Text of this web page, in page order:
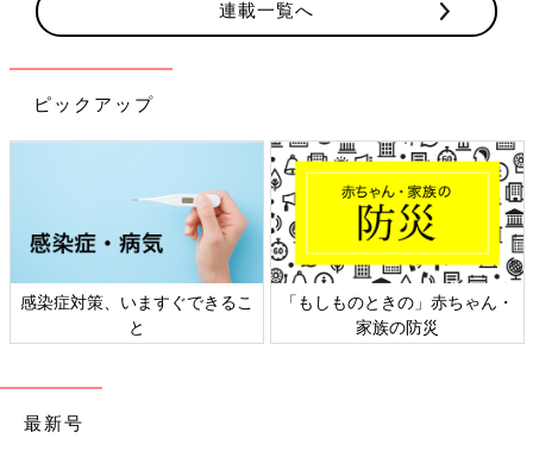
キャリアコンサルタント、プロコーチ、プロメンター。製薬企業
で子育てをしながら管理職を経験。退職後、仕事を模索する中
で、キャリアコンサルタントの職を知り、2018年に独立。管理
職、女性、グローバルをキーワードに、第三者の視点からよりよ
い組織やキャリアに向けての活動を国内外で展開中。国際コーチ
ング資格（ACC）、メンター資格を保有。
連載一覧へ
ピックアップ
感染症対策、いますぐできるこ
と
「もしものときの」赤ちゃん・
家族の防災
最新号